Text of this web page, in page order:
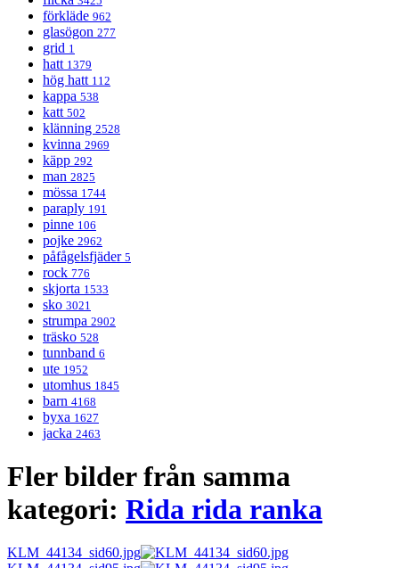
förkläde 962
glasögon 277
grid 1
hatt 1379
hög hatt 112
kappa 538
katt 502
klänning 2528
kvinna 2969
käpp 292
man 2825
mössa 1744
paraply 191
pinne 106
pojke 2962
påfågelsfjäder 5
rock 776
skjorta 1533
sko 3021
strumpa 2902
träsko 528
tunnband 6
ute 1952
utomhus 1845
barn 4168
byxa 1627
jacka 2463
Fler bilder från samma
kategori: Rida rida ranka
KLM_44134_sid60.jpg